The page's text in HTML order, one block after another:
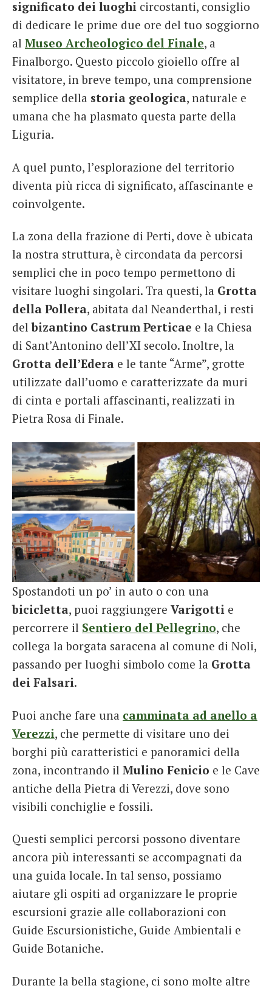
significato dei luoghi circostanti, consiglio
di dedicare le prime due ore del tuo soggiorno
al Museo Archeologico del Finale, a
Finalborgo. Questo piccolo gioiello offre al
visitatore, in breve tempo, una comprensione
semplice della storia geologica, naturale e
umana che ha plasmato questa parte della
Liguria.
A quel punto, l’esplorazione del territorio
diventa più ricca di significato, affascinante e
coinvolgente.
La zona della frazione di Perti, dove è ubicata
la nostra struttura, è circondata da percorsi
semplici che in poco tempo permettono di
visitare luoghi singolari. Tra questi, la Grotta
della Pollera, abitata dal Neanderthal, i resti
delbizantino Castrum Perticae e la Chiesa
di Sant’Antonino dell’XI secolo. Inoltre, la
Grotta dell’Edera e le tante “Arme”, grotte
utilizzate dall’uomo e caratterizzate da muri
di cinta e portali affascinanti, realizzati in
Pietra Rosa di Finale.
Spostandoti un po’ in auto o con una
bicicletta, puoi raggiungere Varigotti e
percorrere il Sentiero del Pellegrino, che
collega la borgata saracena al comune di Noli,
passando per luoghi simbolo come la Grotta
dei Falsari.
Puoi anche fare una camminata ad anello a
Verezzi, che permette di visitare uno dei
borghi più caratteristici e panoramici della
zona, incontrando il Mulino Fenicio e le Cave
antiche della Pietra di Verezzi, dove sono
visibili conchiglie e fossili.
Questi semplici percorsi possono diventare
ancora più interessanti se accompagnati da
una guida locale. In tal senso, possiamo
aiutare gli ospiti ad organizzare le proprie
escursioni grazie alle collaborazioni con
Guide Escursionistiche, Guide Ambientali e
Guide Botaniche.
Durante la bella stagione, ci sono molte altre